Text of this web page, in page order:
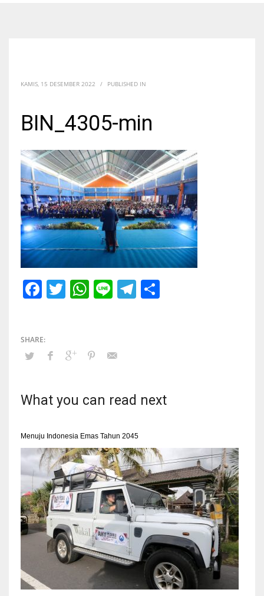
KAMIS, 15 DESEMBER 2022 / PUBLISHED IN
BIN_4305-min
Facebook
Twitter
WhatsApp
LineTelegram
What you can read next
Menuju Indonesia Emas Tahun 2045